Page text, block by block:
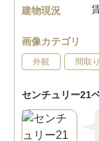
建物現況
画像カテゴリ
外観 間取り
センチュリー21